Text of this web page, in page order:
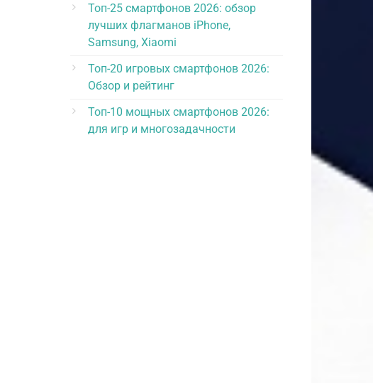
Топ-25 смартфонов 2026: обзор
лучших флагманов iPhone,
Samsung, Xiaomi
Топ-20 игровых смартфонов 2026:
Обзор и рейтинг
Топ-10 мощных смартфонов 2026:
для игр и многозадачности